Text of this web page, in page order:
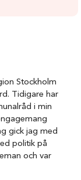
Stockholm
Tidigare har
i min
gick jag med
politik på
och var